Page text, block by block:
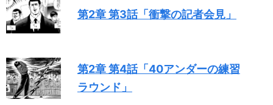
第2章 第3話「 衝撃の記者会見」
第2章 第4話「40アンダーの練習
ラウンド」